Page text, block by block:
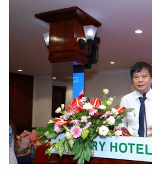
trọng giới thiệu phát biểu của ông Trần
Hội Nhà báo Việt Nam tại Hội thảo.